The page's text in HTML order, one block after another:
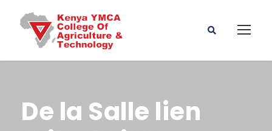
De la Salle lien